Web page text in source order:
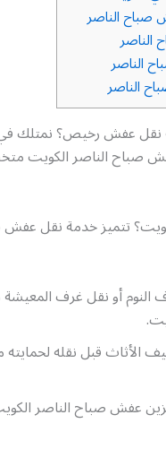
الناصر
الناصر
الناصر
عفش رخيص؟ نمتلك في
صباح الناصر الكويت
تتميز خدمة نقل عفش
أو نقل غرف
قبل نقله لحمايته
عفش صباح الناصر